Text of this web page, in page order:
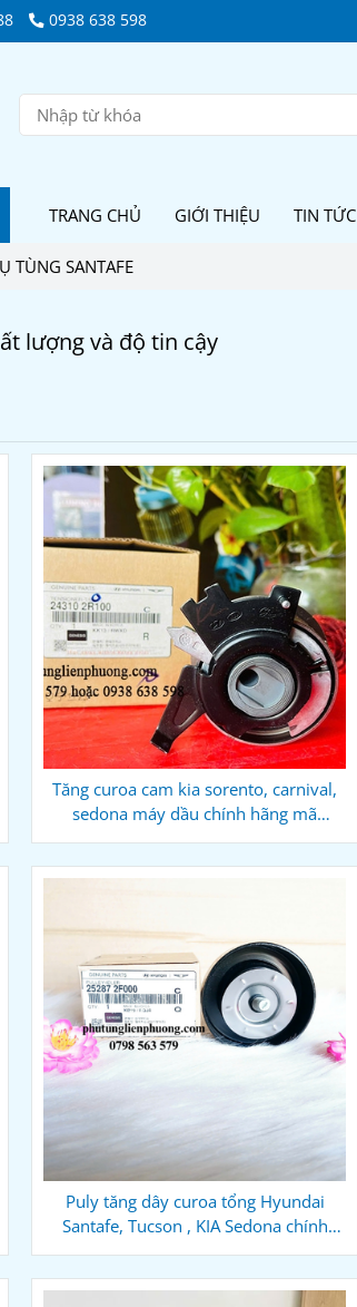
0938 638 598
TRANG CHỦ GIỚI THIỆU TIN TỨC
TÙNG SANTAFE
lượng và độ tin cậy
Tăng curoa cam kia sorento, carnival,
sedona máy dầu chính hãng mã
243102r100
Puly tăng dây curoa tổng Hyundai
Santafe, Tucson , KIA Sedona chính
hãng 25287 2F000